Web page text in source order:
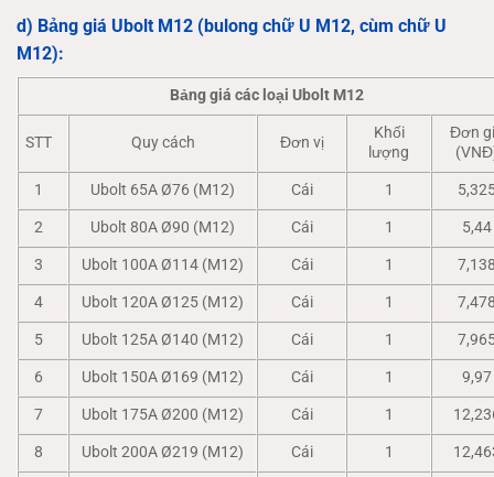
d) Bảng giá Ubolt M12 (bulong chữ U M12, cùm chữ U
M12):
Bảng giá các loại Ubolt M12
STT Quy cách Đơn vị
Khối
lượng
Đơn
1
Ubolt 65A Ø76 (M12) Cái 1
2
Ubolt 80A Ø90 (M12) Cái 1
5,44
3
Ubolt 100A Ø114 (M12) Cái 1
4
Ubolt 120A Ø125 (M12) Cái 1
5
Ubolt 125A Ø140 (M12) Cái 1
6
Ubolt 150A Ø169 (M12) Cái 1
9,97
7
Ubolt 175A Ø200 (M12) Cái 1
8
Ubolt 200A Ø219 (M12) Cái 1